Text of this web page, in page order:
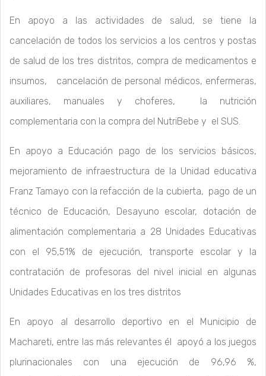
En apoyo a las actividades de salud, se tiene la
cancelación de todos los servicios a los centros y postas
de salud de los tres distritos, compra de medicamentos e
insumos, cancelación de personal médicos, enfermeras,
auxiliares, manuales y choferes, la nutrición
complementaria con la compra del NutriBebe y el SUS.
En apoyo a Educación pago de los servicios básicos,
mejoramiento de infraestructura de la Unidad educativa
Franz Tamayo con la refacción de la cubierta, pago de un
técnico de Educación, Desayuno escolar, dotación de
alimentación complementaria a 28 Unidades Educativas
con el 95,51% de ejecución, transporte escolar y la
contratación de profesoras del nivel inicial en algunas
Unidades Educativas en los tres distritos
En apoyo al desarrollo deportivo en el Municipio de
Machareti, entre las más relevantes él apoyó a los juegos
plurinacionales con una ejecución de 96,96 %,